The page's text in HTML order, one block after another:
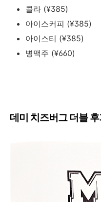
콜라 (¥385)
아이스커피 (¥385)
아이스티 (¥385)
병맥주 (¥660)
데미 치즈버그 더블 후